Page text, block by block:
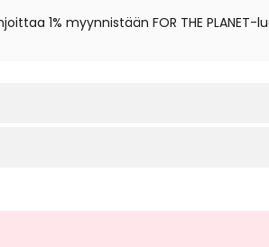
1% myynnistään FOR THE